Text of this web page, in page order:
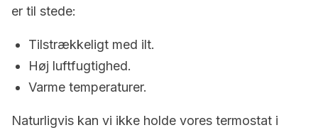
er til stede:
Tilstrækkeligt med ilt.
Høj luftfugtighed.
Varme temperaturer.
Naturligvis kan vi ikke holde vores termostat i